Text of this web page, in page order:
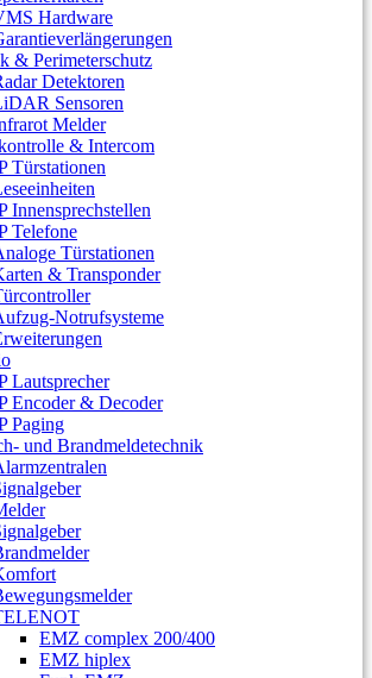
Hardware
& Perimeterschutz
Detektoren
Sensoren
Melder
& Intercom
Türstationen
Innensprechstellen
Telefone
Türstationen
& Transponder
Notrufsysteme
Lautsprecher
Encoder & Decoder
Paging
und Brandmeldetechnik
EMZ complex 200/400
EMZ hiplex